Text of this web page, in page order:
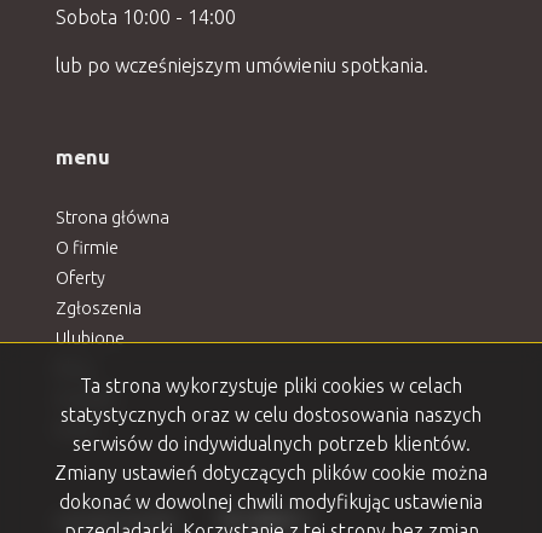
Sobota 10:00 - 14:00
lub po wcześniejszym umówieniu spotkania.
menu
Strona główna
O firmie
Oferty
Zgłoszenia
Ulubione
Kontakt
Rodo
social media Facebook
Facebook
Facebook
Facebook
Facebook
Ta strona wykorzystuje pliki cookies w celach
statystycznych oraz w celu dostosowania naszych
serwisów do indywidualnych potrzeb klientów.
Zmiany ustawień dotyczących plików cookie można
dokonać w dowolnej chwili modyfikując ustawienia